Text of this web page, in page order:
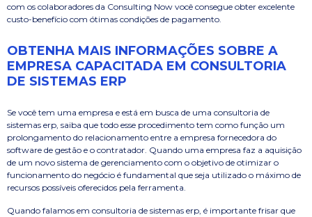
com os colaboradores da Consulting Now você consegue obter excelente
custo-benefício com ótimas condições de pagamento.
OBTENHA MAIS INFORMAÇÕES SOBRE A
EMPRESA CAPACITADA EM CONSULTORIA
DE SISTEMAS ERP
Se você tem uma empresa e está em busca de uma consultoria de
sistemas erp, saiba que todo esse procedimento tem como função um
prolongamento do relacionamento entre a empresa fornecedora do
software de gestão e o contratador. Quando uma empresa faz a aquisição
de um novo sistema de gerenciamento com o objetivo de otimizar o
funcionamento do negócio é fundamental que seja utilizado o máximo de
recursos possíveis oferecidos pela ferramenta.
Quando falamos em consultoria de sistemas erp, é importante frisar que